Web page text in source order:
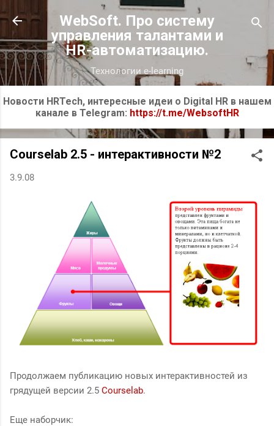
К основному контенту
WebSoft. Про систему
управления талантами и
HR-автоматизацию.
Технологии e-learning
Новости HRTech, интересные идеи о Digital HR в нашем
канале в Telegram: https://t.me/WebsoftHR
Courselab 2.5 - интерактивности №2
3.9.08
Продолжаем публикацию новых интерактивностей из
грядущей версии 2.5 Courselab.
Еще наборчик: